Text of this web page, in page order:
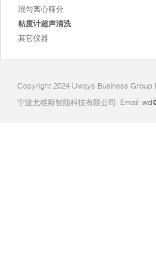
混匀离心筛分
粘度计超声清洗
其它仪器
Copyright 2024 Uways Business Group
宁波尤维斯智能科技有限公司. Email: